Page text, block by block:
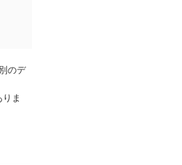
のデ
ま